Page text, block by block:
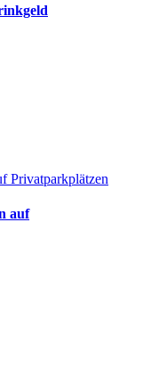
Privatparkplätzen
auf